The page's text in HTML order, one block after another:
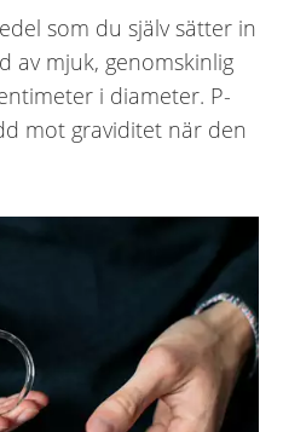
som du själv sätter in
av mjuk, genomskinlig
i diameter. P-
mot graviditet när den